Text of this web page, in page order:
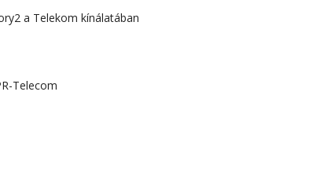
a Telekom kínálatában
Telecom